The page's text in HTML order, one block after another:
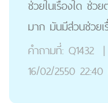
ช่วยในเรื่องใด ช่ว
มาก มันมีส่วนช่วย
คำถามที่: Q1432 |
16/02/2550